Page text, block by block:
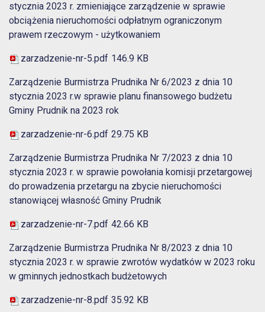
stycznia 2023 r. zmieniające zarządzenie w sprawie
obciążenia nieruchomości odpłatnym ograniczonym
prawem rzeczowym - użytkowaniem
zarzadzenie-nr-5.pdf 146.9 KB
Zarządzenie Burmistrza Prudnika Nr 6/2023 z dnia 10
stycznia 2023 r.w sprawie planu finansowego budżetu
Gminy Prudnik na 2023 rok
zarzadzenie-nr-6.pdf 29.75 KB
Zarządzenie Burmistrza Prudnika Nr 7/2023 z dnia 10
stycznia 2023 r. w sprawie powołania komisji przetargowej
do prowadzenia przetargu na zbycie nieruchomości
stanowiącej własność Gminy Prudnik
zarzadzenie-nr-7.pdf 42.66 KB
Zarządzenie Burmistrza Prudnika Nr 8/2023 z dnia 10
stycznia 2023 r. w sprawie zwrotów wydatków w 2023 roku
w gminnych jednostkach budżetowych
zarzadzenie-nr-8.pdf 35.92 KB